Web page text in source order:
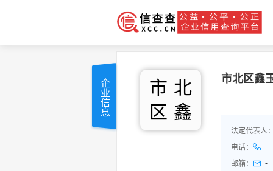
市 北
区 鑫
市北区鑫
法定代表人
电话：
-
邮箱： -
企业信息